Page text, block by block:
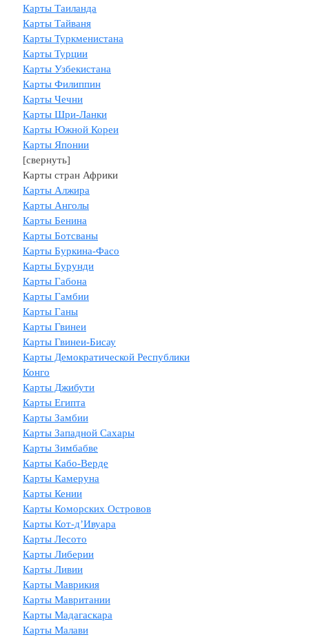
Карты Таиланда
Карты Тайваня
Карты Туркменистана
Карты Турции
Карты Узбекистана
Карты Филиппин
Карты Чечни
Карты Шри-Ланки
Карты Южной Кореи
Карты Японии
[свернуть]
Карты стран Африки
Карты Алжира
Карты Анголы
Карты Бенина
Карты Ботсваны
Карты Буркина-Фасо
Карты Бурунди
Карты Габона
Карты Гамбии
Карты Ганы
Карты Гвинеи
Карты Гвинеи-Бисау
Карты Демократической Республики
Конго
Карты Джибути
Карты Египта
Карты Замбии
Карты Западной Сахары
Карты Зимбабве
Карты Кабо-Верде
Карты Камеруна
Карты Кении
Карты Коморских Островов
Карты Кот-д’Ивуара
Карты Лесото
Карты Либерии
Карты Ливии
Карты Маврикия
Карты Мавритании
Карты Мадагаскара
Карты Малави